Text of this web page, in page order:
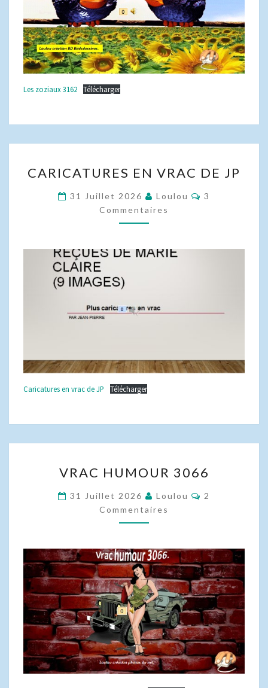
Les zoziaux 3162 Télécharger
EN
VRAC
DE
JP
CARICATURES EN VRAC DE JP
31 Juillet 2026 Loulou
3
Commentaires
Caricatures en vrac de JP Télécharger
HUMOUR
3066
VRAC HUMOUR 3066
31 Juillet 2026 Loulou
2
Commentaires